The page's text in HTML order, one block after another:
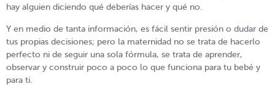
hay alguien diciendo qué deberías hacer y qué no.
Y en medio de tanta información, es fácil sentir presión o dudar de
tus propias decisiones; pero la maternidad no se trata de hacerlo
perfecto ni de seguir una sola fórmula, se trata de aprender,
observar y construir poco a poco lo que funciona para tu bebé y
para ti.